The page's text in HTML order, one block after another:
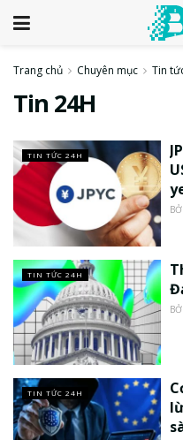
Trang chủ Chuyên mục Tin
Tin 24H
TIN TỨC 24H
BỞI
TIN TỨC 24H
BỞI
TIN TỨC 24H